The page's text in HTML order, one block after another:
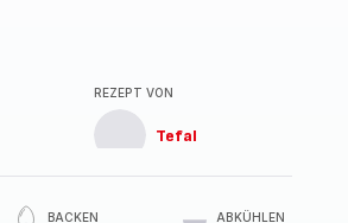
REZEPT VON
Tefal
BACKEN ABKÜHLEN